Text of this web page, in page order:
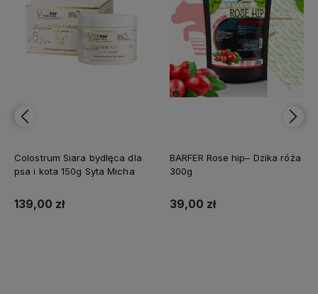
Colostrum Siara bydlęca dla
psa i kota 150g Syta Micha
139,00 zł
BARFER Rose hip– Dzika róża
300g
39,00 zł